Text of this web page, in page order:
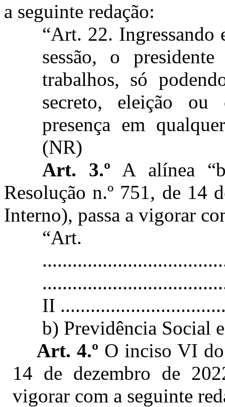
a seguinte redação:
“Art. 22. Ingressando
sessão, o
trabalhos, só
secreto, eleição ou
presença em
(NR)
Art. 3.º A alínea
Resolução n.º 751, de 14
Interno), passa a vigorar
II
b) Previdência Social
Art. 4.º O inciso VI do
14 de dezembro de
vigorar com a seguinte